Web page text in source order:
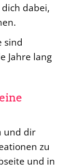
dabei,
sind
Jahre lang
und dir
zu
und in